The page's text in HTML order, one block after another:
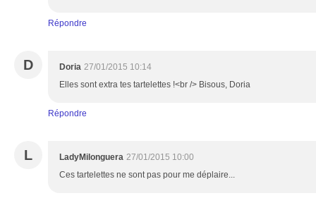
Répondre
D Doria 27/01/2015 10:14
Elles sont extra tes tartelettes !<br /> Bisous, Doria
Répondre
L LadyMilonguera 27/01/2015 10:00
Ces tartelettes ne sont pas pour me déplaire...